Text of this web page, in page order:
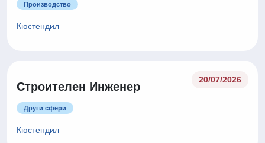
Производство
Кюстендил
Строителен Инженер
20/07/2026
Други сфери
Кюстендил